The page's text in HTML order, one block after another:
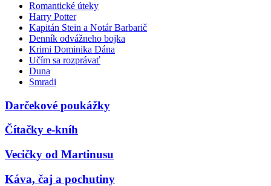
Romantické úteky
Harry Potter
Kapitán Stein a Notár Barbarič
Denník odvážneho bojka
Krimi Dominika Dána
Učím sa rozprávať
Duna
Smradi
Darčekové poukážky
Čítačky e-kníh
Vecičky od Martinusu
Káva, čaj a pochutiny